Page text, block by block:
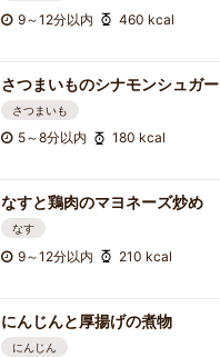
9～12分以内 460 kcal
さつまいものシナモンシュガー
さつまいも
5～8分以内 180 kcal
なすと鶏肉のマヨネーズ炒め
なす
9～12分以内 210 kcal
にんじんと厚揚げの煮物
にんじん